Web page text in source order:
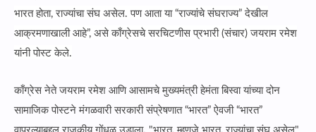
भारत होता, राज्यांचा संघ असेल. पण आता या “राज्यांचे संघराज्य” देखील
आक्रमणाखाली आहे”, असे काँग्रेसचे सरचिटणीस प्रभारी (संचार) जयराम रमेश
यांनी पोस्ट केले.
काँग्रेस नेते जयराम रमेश आणि आसामचे मुख्यमंत्री हेमंता बिस्वा यांच्या दोन
सामाजिक पोस्टने मंगळवारी सरकारी संप्रेषणात “भारत” ऐवजी “भारत”